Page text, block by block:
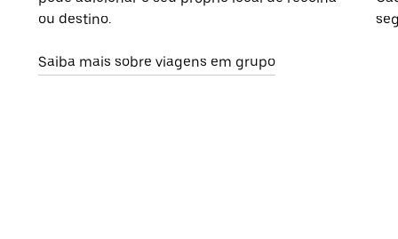
ou destino.
Saiba mais sobre viagens em grupo